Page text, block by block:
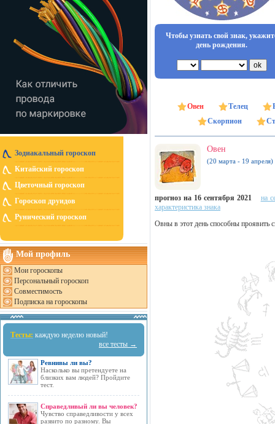
Зодиакальный гороскоп
Китайский гороскоп
Цветочный гороскоп
Гороскоп друидов
Рунический гороскоп
Мой профиль
Мои гороскопы
Персональный гороскоп
Совместимость
Подписка на гороскопы
Тесты: каждую неделю новый!
все тесты →
Ревнивы ли вы?
Насколько вы претендуете на
близких вам людей? Пройдите
тест.
Справедливый ли вы человек?
Чувство справедливости у всех
развито по разному. Вы
Чтобы узнать свой знак,
день рождения.
Овен Телец
Скорпион
Овен
(20 марта - 19 апреля)
прогноз на 16 сентября 2021
на
характеристика знака
Овны в этот день способны проявить